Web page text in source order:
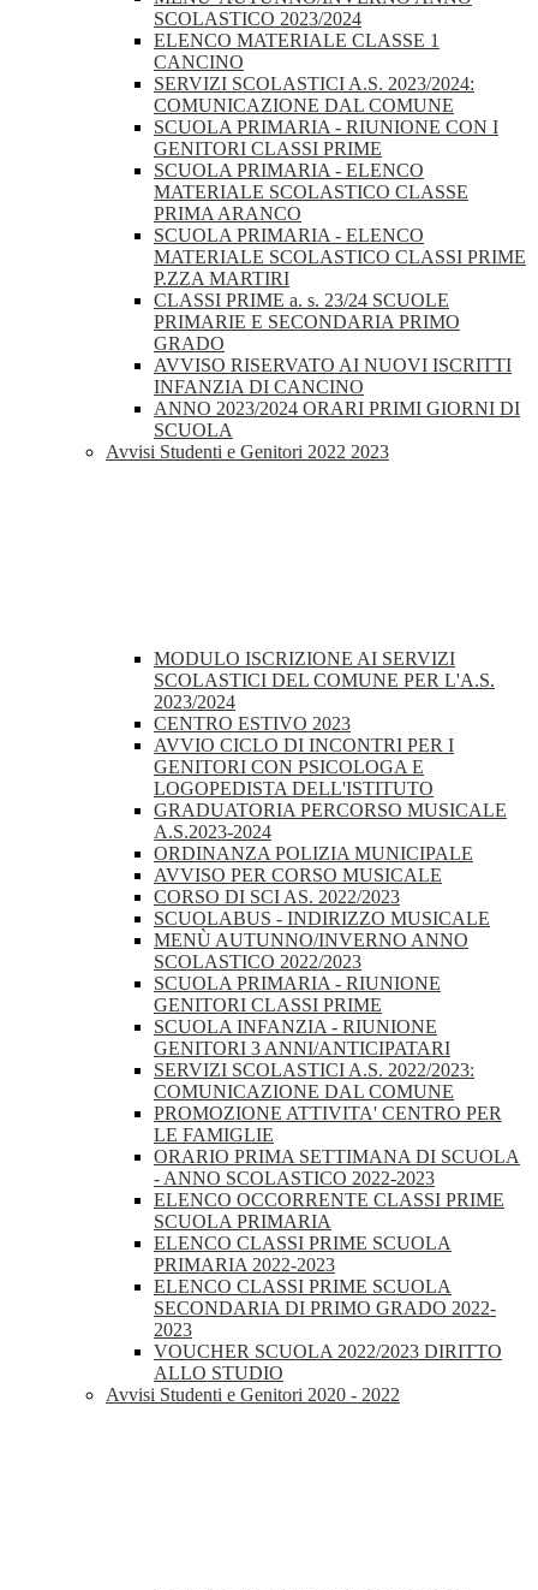
SCOLASTICO 2023/2024
ELENCO MATERIALE CLASSE 1
CANCINO
SERVIZI SCOLASTICI A.S. 2023/2024:
COMUNICAZIONE DAL COMUNE
SCUOLA PRIMARIA - RIUNIONE CON I
GENITORI CLASSI PRIME
SCUOLA PRIMARIA - ELENCO
MATERIALE SCOLASTICO CLASSE
PRIMA ARANCO
SCUOLA PRIMARIA - ELENCO
MATERIALE SCOLASTICO CLASSI PRIME
P.ZZA MARTIRI
CLASSI PRIME a. s. 23/24 SCUOLE
PRIMARIE E SECONDARIA PRIMO
GRADO
AVVISO RISERVATO AI NUOVI ISCRITTI
INFANZIA DI CANCINO
ANNO 2023/2024 ORARI PRIMI GIORNI DI
SCUOLA
Avvisi Studenti e Genitori 2022 2023
MODULO ISCRIZIONE AI SERVIZI
SCOLASTICI DEL COMUNE PER L'A.S.
2023/2024
CENTRO ESTIVO 2023
AVVIO CICLO DI INCONTRI PER I
GENITORI CON PSICOLOGA E
LOGOPEDISTA DELL'ISTITUTO
GRADUATORIA PERCORSO MUSICALE
A.S.2023-2024
ORDINANZA POLIZIA MUNICIPALE
AVVISO PER CORSO MUSICALE
CORSO DI SCI AS. 2022/2023
SCUOLABUS - INDIRIZZO MUSICALE
MENÙ AUTUNNO/INVERNO ANNO
SCOLASTICO 2022/2023
SCUOLA PRIMARIA - RIUNIONE
GENITORI CLASSI PRIME
SCUOLA INFANZIA - RIUNIONE
GENITORI 3 ANNI/ANTICIPATARI
SERVIZI SCOLASTICI A.S. 2022/2023:
COMUNICAZIONE DAL COMUNE
PROMOZIONE ATTIVITA' CENTRO PER
LE FAMIGLIE
ORARIO PRIMA SETTIMANA DI SCUOLA
- ANNO SCOLASTICO 2022-2023
ELENCO OCCORRENTE CLASSI PRIME
SCUOLA PRIMARIA
ELENCO CLASSI PRIME SCUOLA
PRIMARIA 2022-2023
ELENCO CLASSI PRIME SCUOLA
SECONDARIA DI PRIMO GRADO 2022-
2023
VOUCHER SCUOLA 2022/2023 DIRITTO
ALLO STUDIO
Avvisi Studenti e Genitori 2020 - 2022